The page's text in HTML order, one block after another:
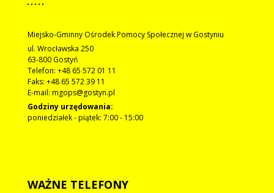
Miejsko-Gminny Ośrodek Pomocy Społecznej w Gostyniu
ul. Wrocławska 250
63-800 Gostyń
Telefon: +48 65 572 01 11
Faks: +48 65 572 39 11
E-mail: mgops@gostyn.pl
Godziny urzędowania:
poniedziałek - piątek: 7:00 - 15:00
WAŻNE TELEFONY